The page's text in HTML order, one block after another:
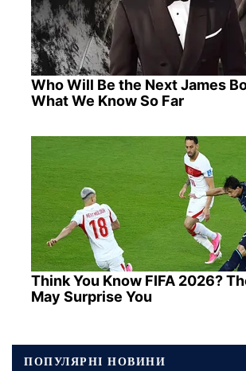
Who Will Be the Next James
What We Know So Far
Think You Know FIFA 2026?
May Surprise You
ПОПУЛЯРНІ НОВИНИ